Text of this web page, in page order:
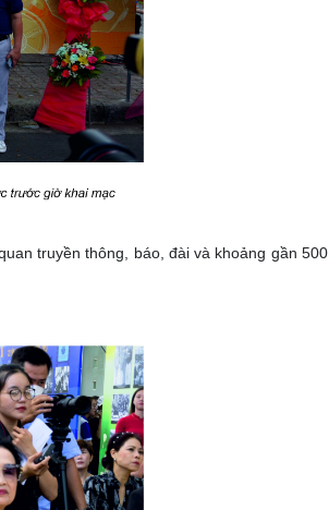
truyền thông, báo, đài và khoảng gần 500